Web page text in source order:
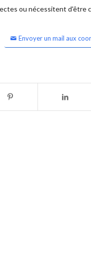
ou nécessitent d'être
Envoyer un mail aux